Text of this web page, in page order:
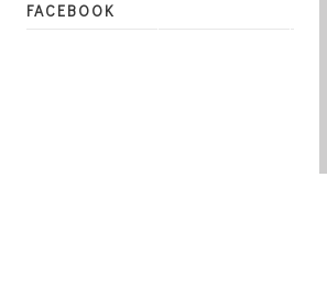
FACEBOOK